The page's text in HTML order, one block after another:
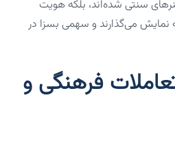
سنتی شده‌اند، بلکه هویت
نمایش می‌گذارند و سهمی بسزا در
فرهنگی و